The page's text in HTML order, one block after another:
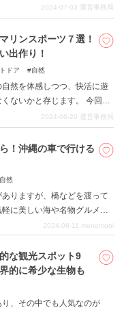
島です。今回はそんな宮古
を3つご紹介します。
2024-07-03 運営事務局
リンスポーツ７選！
出作り！
ドア 自然
然を体感しつつ、快活に遊
ないかと存じます。 今回の
中でも沖縄本島に焦点を当
できるマリンスポーツを７
いうことで、観光の際のアク
すし、海や太陽、空、雄大
2024-06-20 運営事務局
！沖縄の車で行ける
自然
りますが、橋などを渡って
に美しい海や名物グルメな
きます。 本記事では、沖縄本
った魅力があるので、離島め
。
2024-06-11 monemoni
な観光スポット9
的に希少な生物も
、その中でも人気なのが